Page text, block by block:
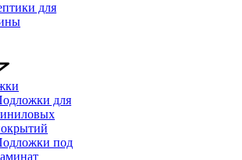
для
для
под